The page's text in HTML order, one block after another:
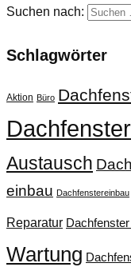
Suchen nach:
Schlagwörter
Aktion Büro
Austausch
einbau Dachfenstereinbau
Reparatur
Wartung